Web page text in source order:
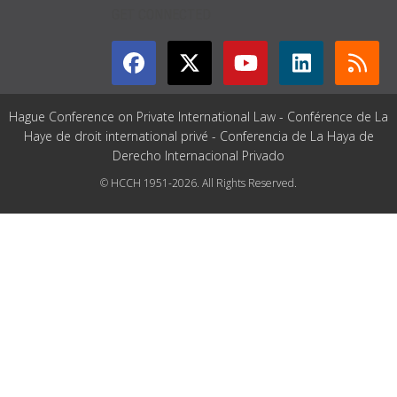
Hague Conference on Private International Law - Conférence de La
Haye de droit international privé - Conferencia de La Haya de
Derecho Internacional Privado
© HCCH 1951-2026. All Rights Reserved.